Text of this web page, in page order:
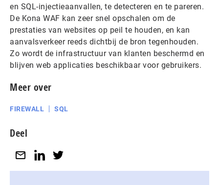
en SQL-injectieaanvallen, te detecteren en te pareren.
De Kona WAF kan zeer snel opschalen om de
prestaties van websites op peil te houden, en kan
aanvalsverkeer reeds dichtbij de bron tegenhouden.
Zo wordt de infrastructuur van klanten beschermd en
blijven web applicaties beschikbaar voor gebruikers.
Meer over
FIREWALL SQL
Deel